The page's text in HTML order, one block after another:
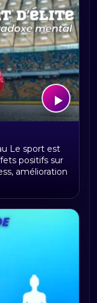
:
annuler
du sport
Le sport est
positifs sur
amélioration